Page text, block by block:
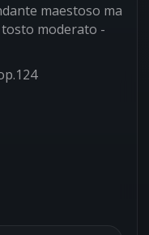
maestoso ma
moderato -